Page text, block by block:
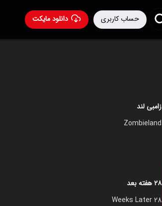
دانلود مایکت حساب کاربری
زامبی لند
Zombieland
۲۸ هفته بعد
28 Weeks Later